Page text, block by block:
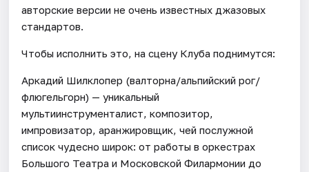
авторские версии не очень известных джазовых
стандартов.
Чтобы исполнить это, на сцену Клуба поднимутся:
Аркадий Шилклопер (валторна/альпийский рог/
флюгельгорн) — уникальный
мультиинструменталист, композитор,
импровизатор, аранжировщик, чей послужной
список чудесно широк: от работы в оркестрах
Большого Театра и Московской Филармонии до